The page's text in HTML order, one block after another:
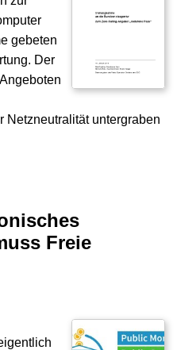
gebeten
Der
Netzneutralität untergraben
Freie